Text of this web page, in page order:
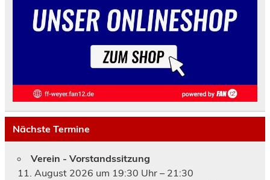
Nächste Termine
Verein - Vorstandssitzung
11. August 2026 um 19:30 Uhr – 21:30